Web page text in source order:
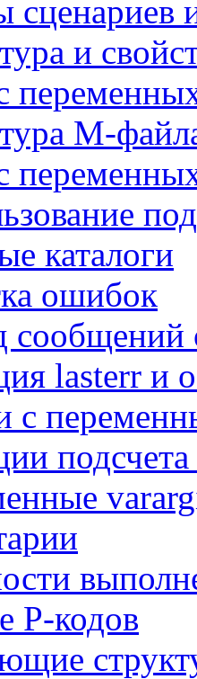
и
М-
каталоги
ошибок
сообщений
lasterr и
с
подсчета
Р-кодов